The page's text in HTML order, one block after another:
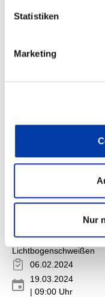
Statistiken
Marketing
Nur
25.02.2025
Universität
Chemnitz
| 09:00 Uhr
GmbH
Lichtbogenschweißen
06.02.2024
19.03.2024
| 09:00 Uhr